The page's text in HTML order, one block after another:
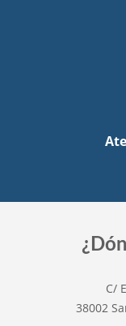
C/
38002